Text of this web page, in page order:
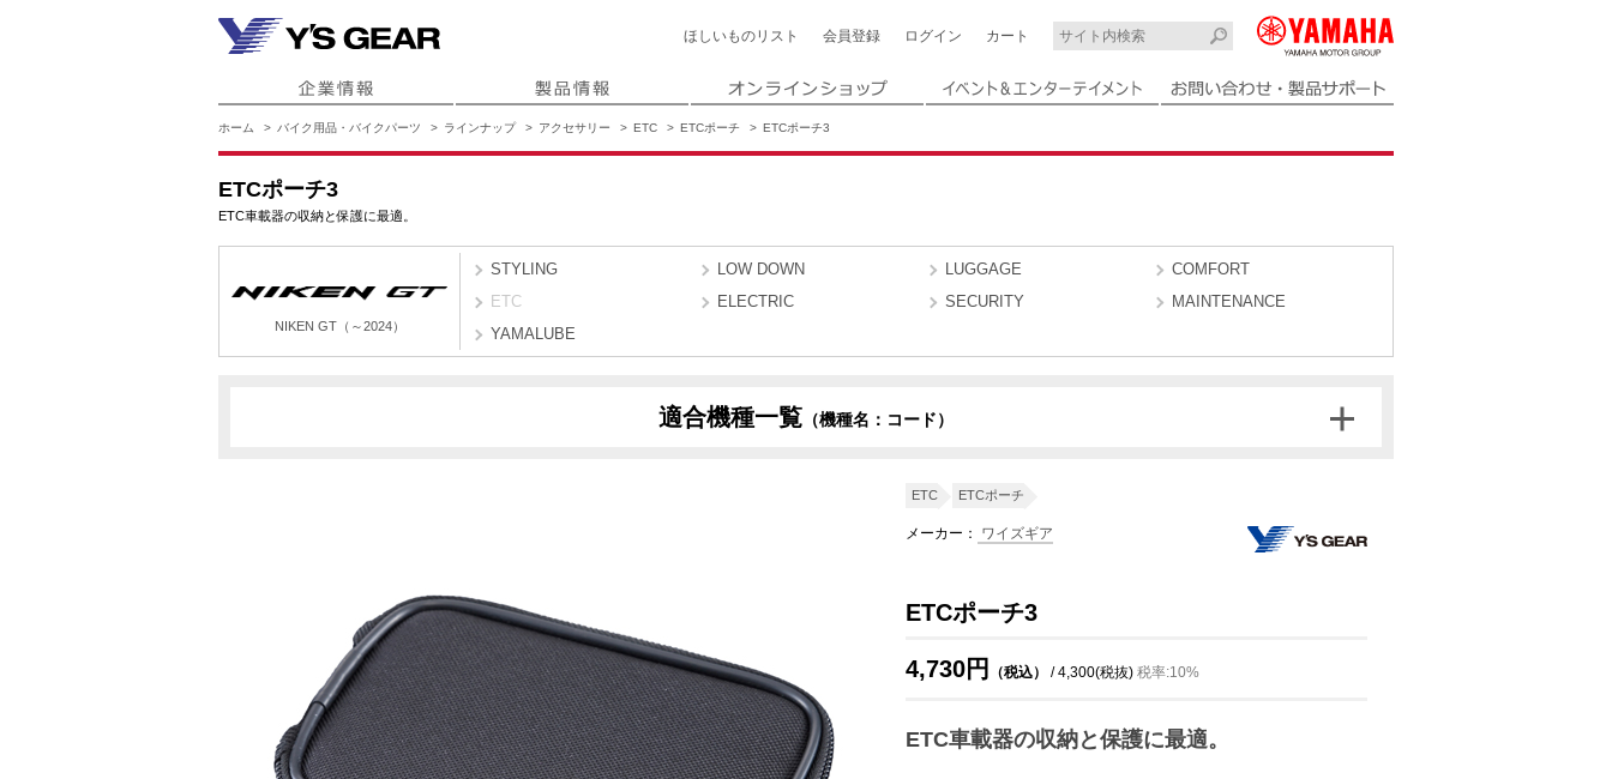
ほしいもの リスト 会員登録 ログイン カート
ホーム バイク用品・バイクパーツ ラインナップ アクセサリー ETC ETCポーチ ETCポーチ3
ETCポーチ3
ETC車載器の収納と保護に最適。
NIKEN GT（～2024）
STYLING LOW DOWN LUGGAGE
COMFORT
ETC
ELECTRIC SECURITY
MAINTENANCE
YAMALUBE
適合機種一覧 （機種名：コード）
ETC ETCポーチ
メーカー： ワイズギア
ETCポーチ3
4,730円 （税込） / 4,300(税抜) 税率:10%
ETC車載器の収納と保護に最適。